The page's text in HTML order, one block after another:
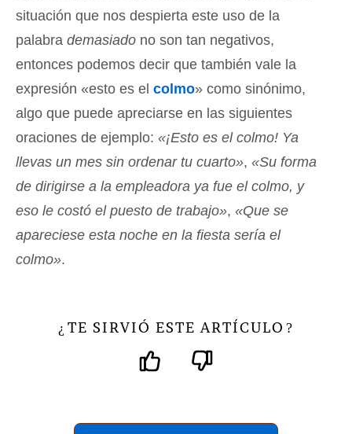
situación que nos despierta este uso de la
palabra demasiado no son tan negativos,
entonces podemos decir que también vale la
expresión «esto es el colmo» como sinónimo,
algo que puede apreciarse en las siguientes
oraciones de ejemplo: «¡Esto es el colmo! Ya
llevas un mes sin ordenar tu cuarto», «Su forma
de dirigirse a la empleadora ya fue el colmo, y
eso le costó el puesto de trabajo», «Que se
apareciese esta noche en la fiesta sería el
colmo».
¿ TE SIRVIÓ ESTE ARTÍCULO ?